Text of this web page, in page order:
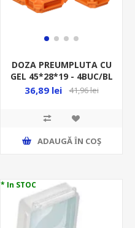
DOZA PREUMPLUTA CU
GEL 45*28*19 - 4BUC/BL
PORTOCALIU OR-SZ-
36,89 lei 41,96 lei
ADAUGĂ ȊN COŞ
* In STOC